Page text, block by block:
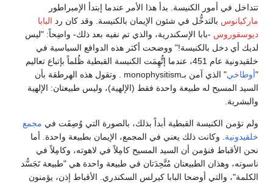
تتداخل في أمور الكنيسة. بدأ هذا الأمر عندما إبتدأ الإمبراطور
ماركيانوس بالتدخُّل في شئون الإيمان بالكنيسة. وقد كان رد البابا
ديوسقوروس -بابا الإسكندرية، والذي تم نفيه بعد ذلك- واضِحاً: "ليس
لديك أي دخل بالكنيسة!" ووضحت أكثر هذه الدوافع السياسية في
خلقيدونية عام 451، عندما إتُّهِمَت الكنيسة القبطية ظُلماً بإتباع تعاليم
"أوطاخي
" الذي آمن بـmonophysitism . وتقول هذه الهرطقة بأن
السيد المسيح له طبيعة واحدة فقط (الإلهية)، وليس طبيعتان: الإلهية
والبشرية.
ولم تؤمن الكنيسة القبطية أبداً بذلك، بالصورة التي وُصِفَت في مجمع
خلقيدونية. وكانت ذلك يعني في المجمع، الإيمان بطبيعة واحدة. أما
نحن الأقباط فنؤمن أن السيد المسيح كامِلاً في لاهوته، وكامِلاً في
ناسوته، وهذان الطبيعتان مُتَّحِدَتان في طبيعة واحدة هي "طبيعة تَجَسُّد
الكلمة"، والتي أوضحا البابا كيرلس السكندري. الأقباط إذن، يؤمنون